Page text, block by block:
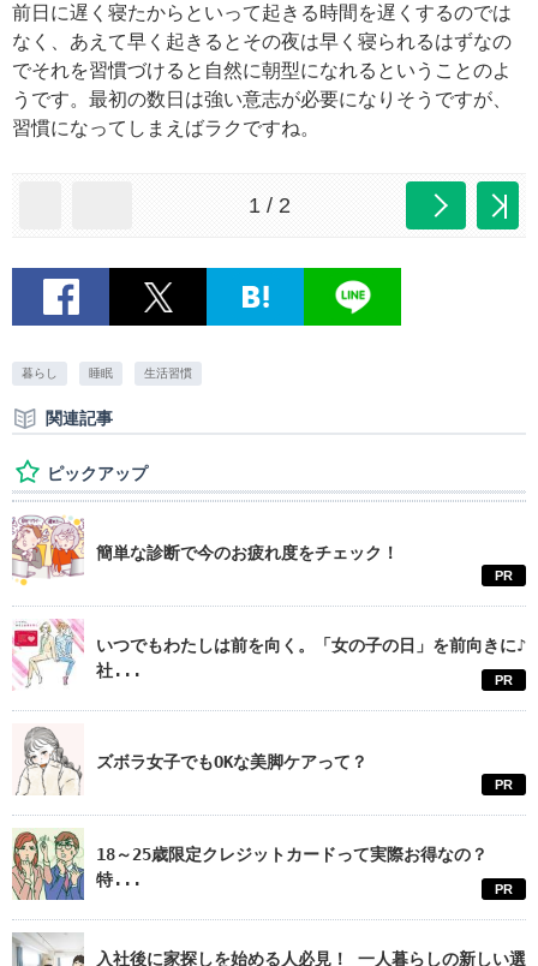
前日に遅く寝たからといって起きる時間を遅くするのでは
なく、あえて早く起きるとその夜は早く寝られるはずなの
でそれを習慣づけると自然に朝型になれるということのよ
うです。最初の数日は強い意志が必要になりそうですが、
習慣になってしまえばラクですね。
1 / 2
暮らし 睡眠 生活習慣
関連記事
ピックアップ
簡単な診断で今のお疲れ度をチェック！
PR
いつでもわたしは前を向く。「女の子の日」を前向きに♪
社...
PR
ズボラ女子でもOKな美脚ケアって？
PR
18～25歳限定クレジットカードって実際お得なの？
特...
PR
入社後に家探しを始める人必見！ 一人暮らしの新しい選